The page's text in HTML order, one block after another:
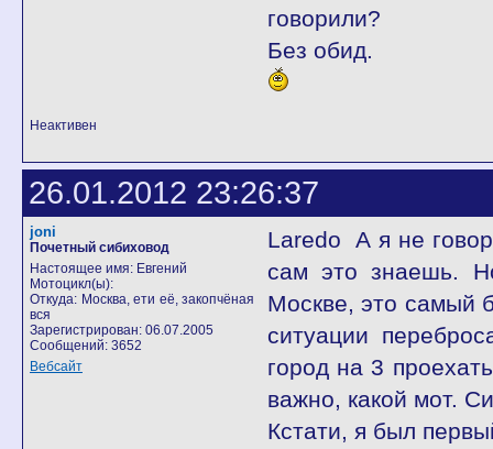
говорили?
Без обид.
Неактивен
26.01.2012 23:26:37
joni
Почетный сибиховод
Настоящее имя: Евгений
Мотоцикл(ы):
Откуда: Москва, ети её, закопчёная
вся
Зарегистрирован: 06.07.2005
Сообщений: 3652
Вебсайт
Laredo А я не
сам это знаешь.
Москве, это самый
ситуации
город на 3
важно, какой мот.
Кстати, я был